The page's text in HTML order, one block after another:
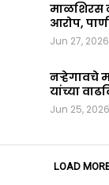
माळशिरस
आरोप,
Jun 27, 2026
नऱ्हेगावचे
यांच्या
Jun 25, 2026
LOAD